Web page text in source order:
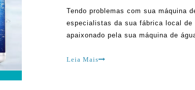
Tendo problemas com sua máquina
especialistas da sua fábrica local
apaixonado pela sua máquina de
d'água obstinados, isso pode ser
Leia Mais